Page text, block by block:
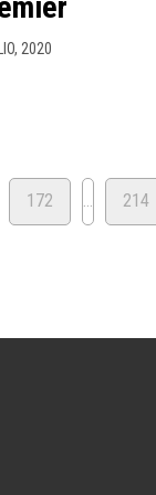
2020
172 … 214